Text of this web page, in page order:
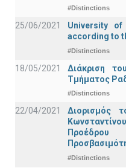
#Distinctions
25/06/2021
University
according to
#Distinctions
18/05/2021
Διάκριση
Τμήματος
#Distinctions
22/04/2021
Διορισμός
#Distinctions